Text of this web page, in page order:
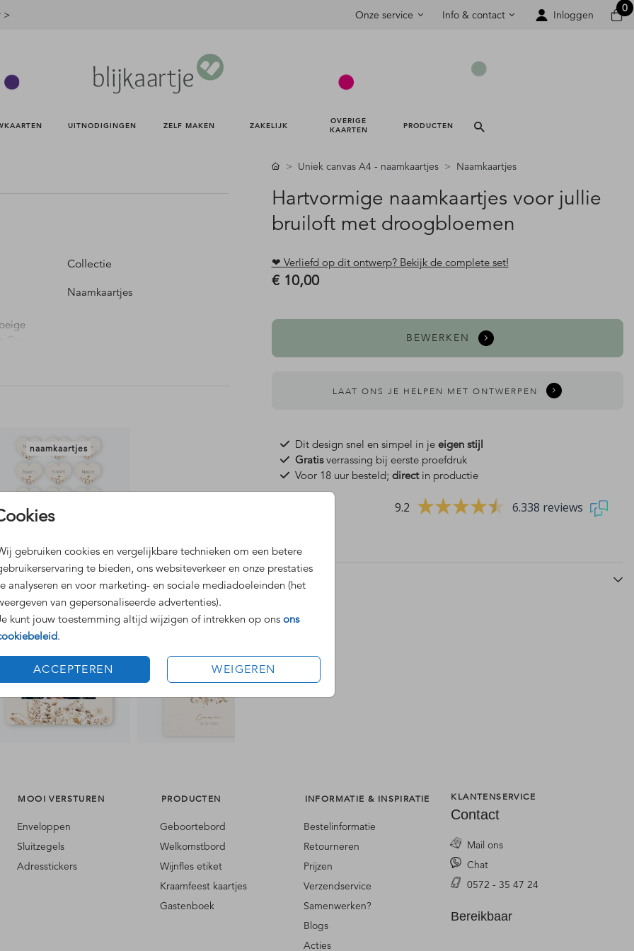
> Onze service Info & contact Inloggen
0
UITNODIGINGEN ZELF MAKEN ZAKELIJK
OVERIGE
KAARTEN
PRODUCTEN
gebruiken cookies en vergelijkbare technieken om een betere
te bieden, ons websiteverkeer en onze prestaties
analyseren en voor marketing- en sociale mediadoeleinden (het
van gepersonaliseerde advertenties).
kunt jouw toestemming altijd wijzigen of intrekken op ons ons
.
ACCEPTEREN WEIGEREN
Collectie
Naamkaartjes
naamkaartjes
bedankkaart ceremonie boekje
Uniek canvas A4 - naamkaartjes Naamkaartjes
Hartvormige naamkaartjes voor jullie
bruiloft met droogbloemen
❤ Verliefd op dit ontwerp? Bekijk de complete set!
€ 10,00
BEWERKEN
LAAT ONS JE HELPEN MET ONTWERPEN
Dit design snel en simpel in je eigen stijl
Gratisverrassing bij eerste proefdruk
Voor 18 uur besteld; directin productie
9.2 6.338 reviews
Prijzen
MOOI VERSTUREN
Enveloppen
Sluitzegels
Adresstickers
PRODUCTEN
Geboortebord
Welkomstbord
Wijnfles etiket
Kraamfeest kaartjes
Gastenboek
INFORMATIE & INSPIRATIE
Bestelinformatie
Retourneren
Prijzen
Verzendservice
Samenwerken?
Blogs
Acties
KLANTENSERVICE
Contact
Mail ons
Chat
0572 - 35 47 24
Bereikbaar